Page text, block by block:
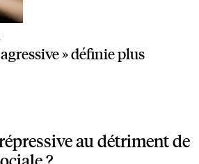
» définie plus
au détriment de